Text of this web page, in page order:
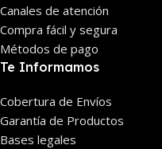
Canales de atención
Compra fácil y segura
Métodos de pago
Te Informamos
Cobertura de Envíos
Garantía de Productos
Bases legales